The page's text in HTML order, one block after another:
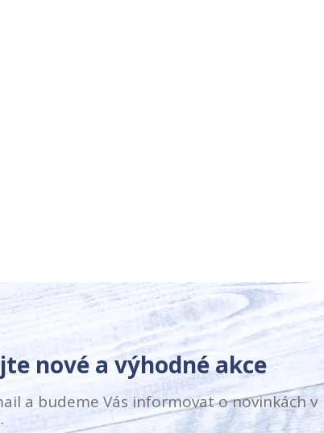
nové a výhodné akce
a budeme Vás informovat o novinkách v